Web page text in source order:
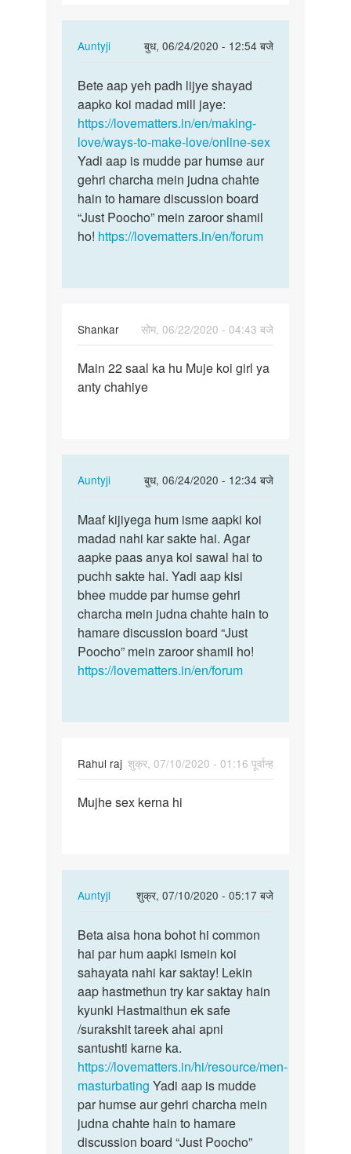
Auntyji
बुध, 06/24/2020 - 12:54 बजे
In
to
Mujhe
online
sex
karni
hai…
by
Balveer
Singh
Bete
aap
yeh
padh
lijye…
Bete aap yeh padh lijye shayad
aapko koi madad mill jaye:
https://lovematters.in/en/making-
love/ways-to-make-love/online-sex
Yadi aap is mudde par humse aur
gehri charcha mein judna chahte
hain to hamare discussion board
“Just Poocho” mein zaroor shamil
ho! https://lovematters.in/en/forum
Shankar
सोम, 06/22/2020 - 04:43 बजे
Main
22
koi…
Main 22 saal ka hu Muje koi girl ya
anty chahiye
Auntyji
बुध, 06/24/2020 - 12:34 बजे
In
to
Main
22
saal
ka
hu
Muje
koi…
by
Maaf
kijiyega
hum
isme
aapki…
Maaf kijiyega hum isme aapki koi
madad nahi kar sakte hai. Agar
aapke paas anya koi sawal hai to
puchh sakte hai. Yadi aap kisi
bhee mudde par humse gehri
charcha mein judna chahte hain to
hamare discussion board “Just
Poocho” mein zaroor shamil ho!
https://lovematters.in/en/forum
Rahul raj शुक्र, 07/10/2020 - 01:16 पूर्वान्ह
Mujhe
Mujhe sex kerna hi
Auntyji
शुक्र, 07/10/2020 - 05:17 बजे
In
to
Mujhe
sex
kerna
hi
by
Rahul
raj
Beta
aisa
hona
bohot
hi…
Beta aisa hona bohot hi common
hai par hum aapki ismein koi
sahayata nahi kar saktay! Lekin
aap hastmethun try kar saktay hain
kyunki Hastmaithun ek safe
/surakshit tareek ahai apni
santushti karne ka.
https://lovematters.in/hi/resource/men-
masturbating Yadi aap is mudde
par humse aur gehri charcha mein
judna chahte hain to hamare
discussion board “Just Poocho”